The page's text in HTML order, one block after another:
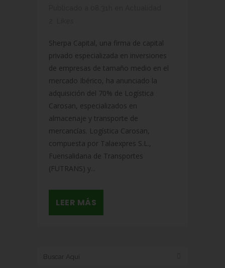
Sherpa Capital, una firma de capital
privado especializada en inversiones
de empresas de tamaño medio en el
mercado Ibérico, ha anunciado la
adquisición del 70% de Logística
Carosan, especializados en
almacenaje y transporte de
mercancías. Logística Carosan,
compuesta por Talaexpres S.L.,
Fuensalidana de Transportes
(FUTRANS) y...
LEER MÁS